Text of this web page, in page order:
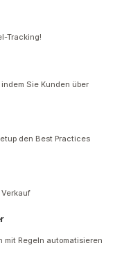
Tracking!
Sie Kunden über
den Best Practices
mit Regeln automatisieren